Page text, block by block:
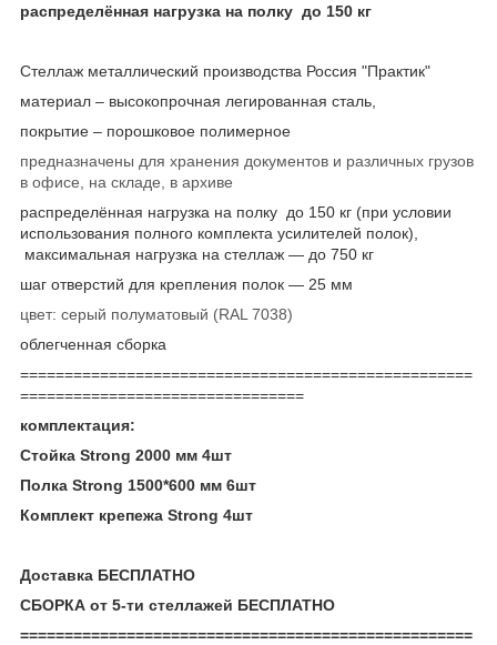
распределённая нагрузка на полку до 150 кг
Стеллаж металлический производства Россия "Практик"
материал – высокопрочная легированная сталь,
покрытие – порошковое полимерное
предназначены для хранения документов и различных грузов
в офисе, на складе, в архиве
распределённая нагрузка на полку до 150 кг (при условии
использования полного комплекта усилителей полок),
максимальная нагрузка на стеллаж ― до 750 кг
шаг отверстий для крепления полок ― 25 мм
цвет: серый полуматовый (RAL 7038)
облегченная сборка
===================================================
================================
комплектация:
Стойка Strong 2000 мм 4шт
Полка Strong 1500*600 мм 6шт
Комплект крепежа Strong 4шт
Доставка БЕСПЛАТНО
СБОРКА от 5-ти стеллажей БЕСПЛАТНО
===================================================